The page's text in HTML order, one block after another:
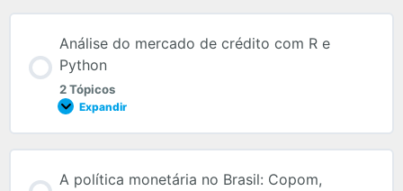
Análise do mercado de crédito com R e
Python
2 Tópicos
Expandir
A política monetária no Brasil: Copom,